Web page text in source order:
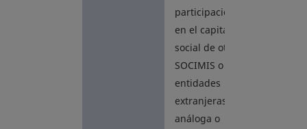
participaciones
en el capital
social de otras
SOCIMIS o
entidades
extranjeras de
análoga o